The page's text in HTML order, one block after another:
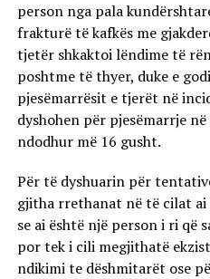
person nga pala
frakturë të kafkës me
tjetër shkaktoi lëndime të
poshtme të thyer, duke e
pjesëmarrësit e tjerët në
dyshohen për pjesëmarrje
ndodhur më 16 gusht.
Për të dyshuarin për
gjitha rrethanat në të cilat
se ai është një person i ri që
por tek i cili megjithatë
ndikimi te dëshmitarët ose